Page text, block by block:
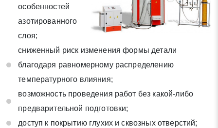
особенностей
азотированного
слоя;
сниженный риск изменения формы детали
благодаря равномерному распределению
температурного влияния;
возможность проведения работ без какой-либо
предварительной подготовки;
доступ к покрытию глухих и сквозных отверстий;
статьей 9 Федерального закона от 27 июля 2006 г. N 152-ФЗ
«О персональных данных», а также соглашаетесь на
информационную рассылку по средством e-mail или СМС